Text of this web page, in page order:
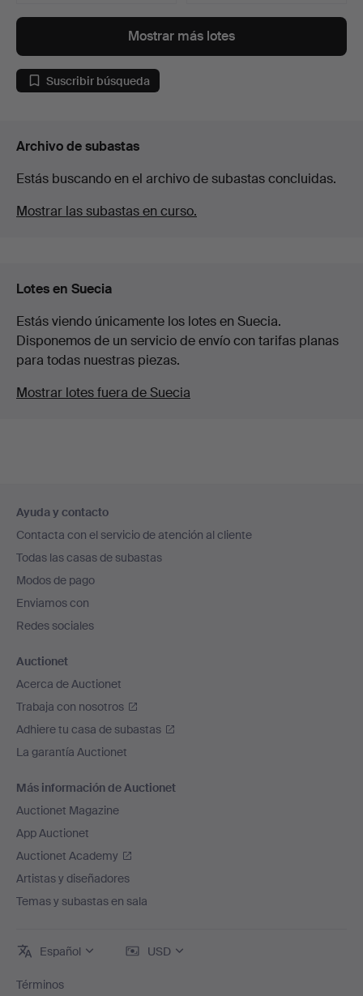
Mostrar más lotes
Suscribir búsqueda
Archivo de subastas
Estás buscando en el archivo de subastas concluidas.
Mostrar las subastas en curso.
Lotes en Suecia
Estás viendo únicamente los lotes en Suecia.
Disponemos de un servicio de envío con tarifas planas
para todas nuestras piezas.
Mostrar lotes fuera de Suecia
en
el
pie
de
página
Ayuda y contacto
Contacta con el servicio de atención al cliente
Todas las casas de subastas
Modos de pago
Enviamos con
Redes sociales
Auctionet
Acerca de Auctionet
Trabaja con nosotros
Adhiere tu casa de subastas
La garantía Auctionet
Más información de Auctionet
Auctionet Magazine
App Auctionet
Auctionet Academy
Artistas y diseñadores
Temas y subastas en sala
Español USD
Términos